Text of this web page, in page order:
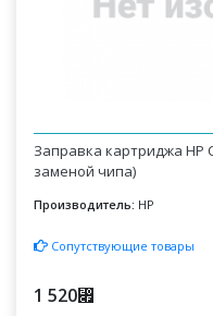
Заправка картриджа HP
заменой чипа)
Производитель: HP
Сопутствующие товары
1 520⃏